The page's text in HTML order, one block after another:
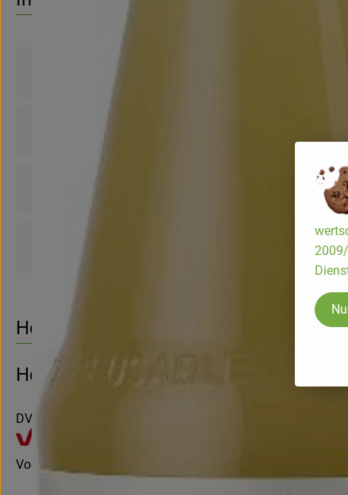
Herkunft
Hersteller: Voelkel
DV
Voelkel GmbH